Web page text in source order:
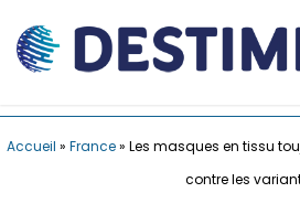
Accueil » France» Les masques en tissu
contre les